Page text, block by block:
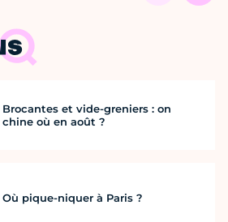
Brocantes et vide-greniers : on
chine où en août ?
Où pique-niquer à Paris ?